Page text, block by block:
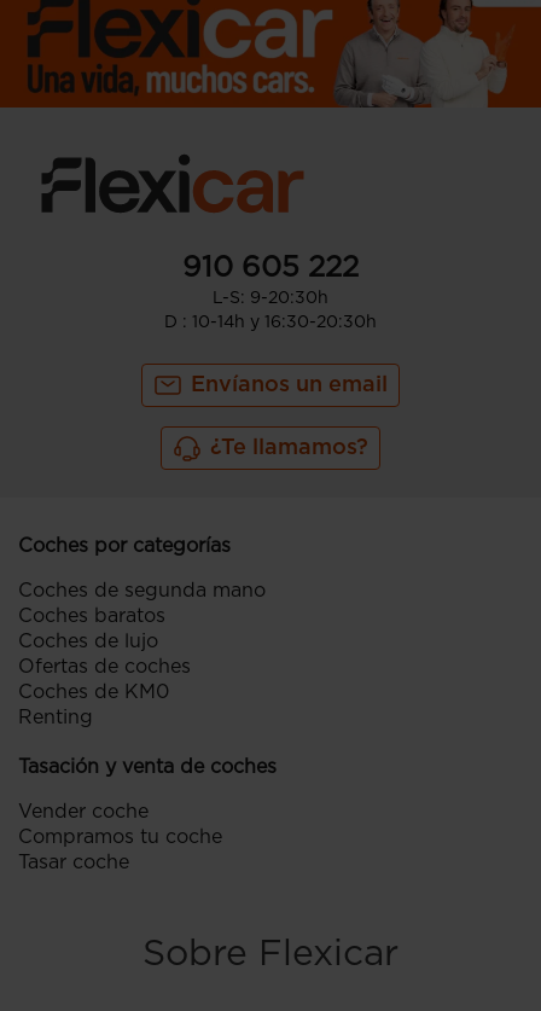
910 605 222
L-S: 9-20:30h
D : 10-14h y 16:30-20:30h
Envíanos un email
¿Te llamamos?
Coches por categorías
Coches de segunda mano
Coches baratos
Coches de lujo
Ofertas de coches
Coches de KM0
Renting
Tasación y venta de coches
Vender coche
Compramos tu coche
Tasar coche
Sobre Flexicar